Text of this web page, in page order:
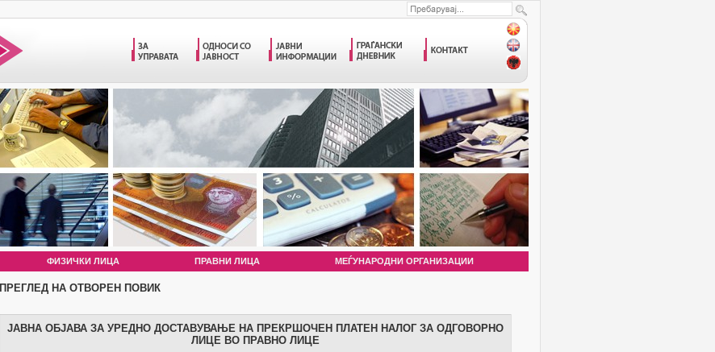
ФИЗИЧКИ ЛИЦА ПРАВНИ ЛИЦА МЕЃУНАРОДНИ ОРГАНИЗАЦИИ
ПРЕГЛЕД НА ОТВОРЕН ПОВИК
ЈАВНА ОБЈАВА ЗА УРЕДНО ДОСТАВУВАЊЕ НА ПРЕКРШОЧЕН ПЛАТЕН НАЛОГ ЗА ОДГОВОРНО
ЛИЦЕ ВО ПРАВНО ЛИЦЕ